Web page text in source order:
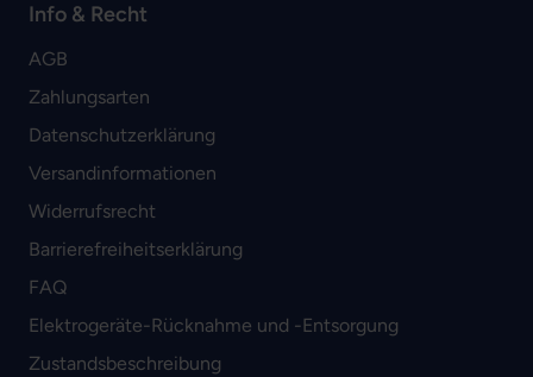
Info & Recht
AGB
Zahlungsarten
Datenschutzerklärung
Versandinformationen
Widerrufsrecht
Barrierefreiheitserklärung
FAQ
Elektrogeräte-Rücknahme und -Entsorgung
Zustandsbeschreibung